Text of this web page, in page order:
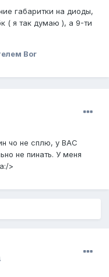
габаритки на диоды,
( я так думаю ), а 9-ти
Bor
чо не сплю, у ВАС
не пинать. У меня
>